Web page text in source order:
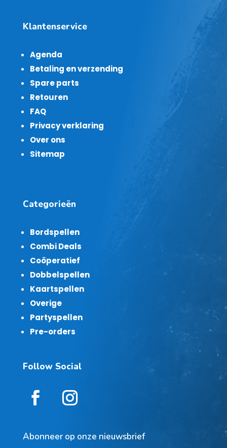
Klantenservice
Agenda
Betaling en verzending
Spare parts
Retouren
FAQ
Privacy verklaring
Over ons
Sitemap
Categorieën
Bordspellen
Combi Deals
Coöperatief
Dobbelspellen
Kaartspellen
Overige
Partyspellen
Pre-orders
Follow Social
Abonneer op onze nieuwsbrief